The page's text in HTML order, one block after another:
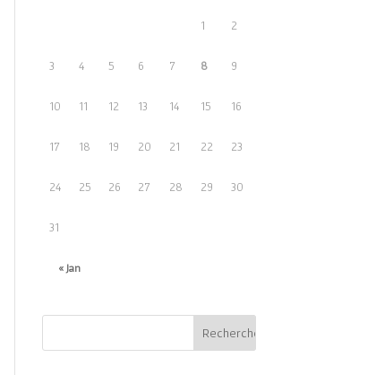
« Jan
1 2
3 4 5 6 7 8 9
10 11 12 13 14 15 16
17 18 19 20 21 22 23
24 25 26 27 28 29 30
31